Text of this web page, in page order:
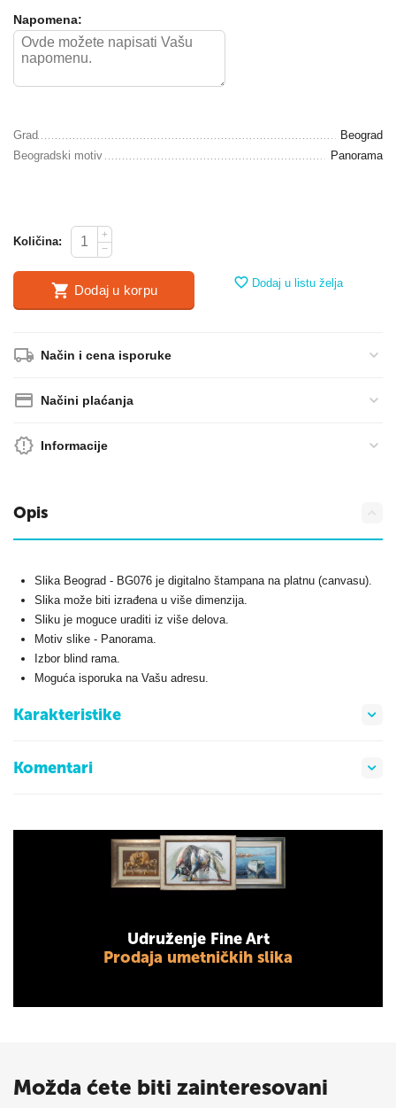
Napomena:
Grad
Beograd
Beogradski motiv
Panorama
Količina:
+
−
Dodaj u korpu Dodaj u listu želja
Način i cena isporuke
Načini plaćanja
Informacije
Opis
Slika Beograd - BG076 je digitalno štampana na platnu (canvasu).
Slika može biti izrađena u više dimenzija.
Sliku je moguce uraditi iz više delova.
Motiv slike - Panorama.
Izbor blind rama.
Moguća isporuka na Vašu adresu.
Karakteristike
Komentari
Udruženje Fine Art
Prodaja umetničkih slika
Možda ćete biti zainteresovani